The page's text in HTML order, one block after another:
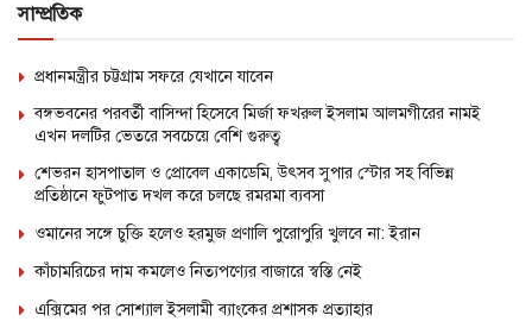
সাম্প্রতিক
প্রধানমন্ত্রীর চট্টগ্রাম সফরে যেখানে যাবেন
বঙ্গভবনের পরবর্তী বাসিন্দা হিসেবে মির্জা ফখরুল ইসলাম আলমগীরের নামই
এখন দলটির ভেতরে সবচেয়ে বেশি গুরুত্ব
শেভরন হাসপাতাল ও প্রোবেল একাডেমি, উৎসব সুপার স্টোর সহ বিভিন্ন
প্রতিষ্ঠানে ফুটপাত দখল করে চলছে রমরমা ব্যবসা
ওমানের সঙ্গে চুক্তি হলেও হরমুজ প্রণালি পুরোপুরি খুলবে না: ইরান
কাঁচামরিচের দাম কমলেও নিত্যপণ্যের বাজারে স্বস্তি নেই
এক্সিমের পর সোশ্যাল ইসলামী ব্যাংকের প্রশাসক প্রত্যাহার